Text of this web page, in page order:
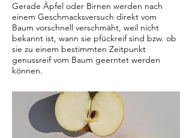
Gerade Äpfel oder Birnen werden nach
einem Geschmacksversuch direkt vom
Baum vorschnell verschmäht, weil nicht
bekannt ist, wann sie pfückreif sind bzw. ob
sie zu einem bestimmten Zeitpunkt
genussreif vom Baum geerntet werden
können.